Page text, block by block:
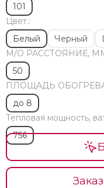
Royal Thermo
101
Цвет.:
Белый
Черный
М/O РАССТОЯНИЕ,
50
ПЛОЩАДЬ
до 8
Тепловая мощность,
756